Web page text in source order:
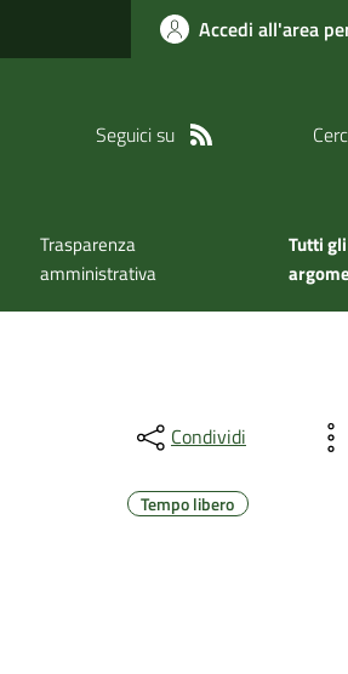
Accedi all'area
Seguici su
Trasparenza
amministrativa
Tutti gli
Condividi
Tempo libero